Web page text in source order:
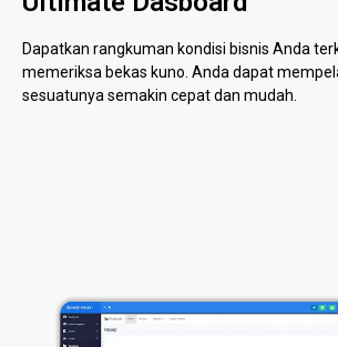
Dapatkan rangkuman kondisi bisnis Anda
memeriksa bekas kuno. Anda dapat
sesuatunya semakin cepat dan mudah.